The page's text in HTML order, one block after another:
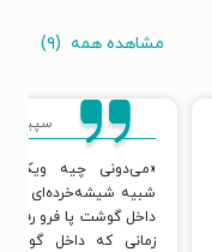
مشاهده همه (۹)
سپیده
«می‌دونی چیه
شبیه شیشه‌خرده‌ای
داخل گوشت پا فرو رفته
زمانی که داخل